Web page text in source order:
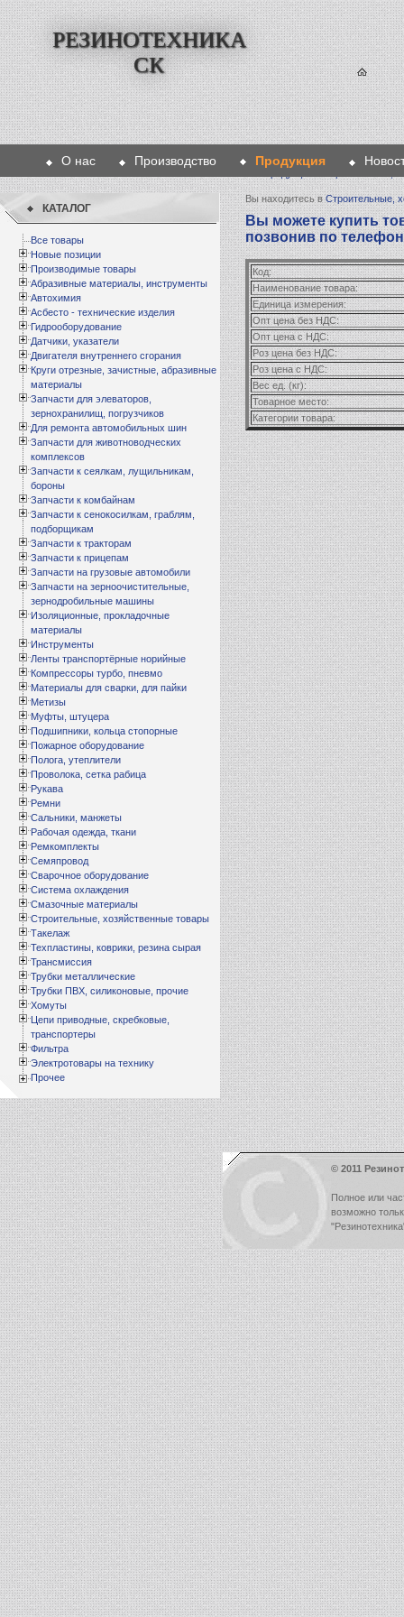
РЕЗИНОТЕХНИКА
СК
О нас Производство Продукция
КАТАЛОГ
Все товары
Новые позиции
Производимые товары
Абразивные материалы, инструменты
Автохимия
Асбесто - технические изделия
Гидрооборудование
Датчики, указатели
Двигателя внутреннего сгорания
Круги отрезные, зачистные, абразивные
материалы
Запчасти для элеваторов,
зернохранилищ, погрузчиков
Для ремонта автомобильных шин
Запчасти для животноводческих
комплексов
Запчасти к сеялкам, лущильникам,
бороны
Запчасти к комбайнам
Запчасти к сенокосилкам, граблям,
подборщикам
Запчасти к тракторам
Запчасти к прицепам
Запчасти на грузовые автомобили
Запчасти на зерноочистительные,
зернодробильные машины
Изоляционные, прокладочные
материалы
Инструменты
Ленты транспортёрные норийные
Компрессоры турбо, пневмо
Материалы для сварки, для пайки
Метизы
Муфты, штуцера
Подшипники, кольца стопорные
Пожарное оборудование
Полога, утеплители
Проволока, сетка рабица
Рукава
Ремни
Сальники, манжеты
Рабочая одежда, ткани
Ремкомплекты
Семяпровод
Сварочное оборудование
Система охлаждения
Смазочные материалы
Строительные, хозяйственные товары
Такелаж
Техпластины, коврики, резина сырая
Трансмиссия
Трубки металлические
Трубки ПВХ, силиконовые, прочие
Хомуты
Цепи приводные, скребковые,
транспортеры
Фильтра
Электротовары на технику
Прочее
Вы находитесь вСтроительные,
Вы можете купить
позвонив по
Код:
Наименование товара:
Единица измерения:
Опт цена без НДС:
Опт цена с НДС:
Роз цена без НДС:
Роз цена с НДС:
Вес ед. (кг):
Товарное место:
Категории товара:
© 2011
Полное или
возможно